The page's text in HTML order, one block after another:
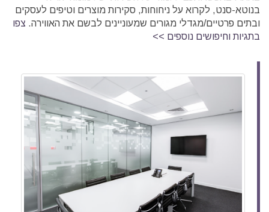
בנוטא-סנט, לקרוא על ניחוחות, סקירות מוצרים וטיפים לעסקים
ובתים פרטיים/מגדלי מגורים שמעוניינים לבשם את האווירה. צפו
בתגיות וחיפושים נוספים >>